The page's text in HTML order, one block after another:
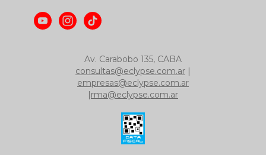
Av. Carabobo 135, CABA
consultas@eclypse.com.ar |
empresas@eclypse.com.ar
|rma@eclypse.com.ar